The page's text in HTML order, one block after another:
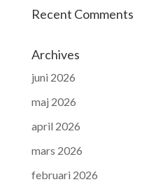
Recent Comments
Archives
juni 2026
maj 2026
april 2026
mars 2026
februari 2026